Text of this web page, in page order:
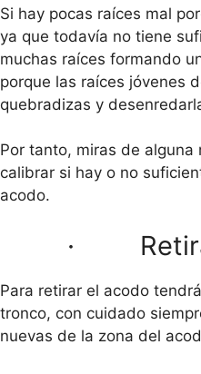
Si hay pocas raíces mal
ya que todavía no tiene
muchas raíces formando
porque las raíces jóvenes
quebradizas y
Por tanto, miras de alguna
calibrar si hay o no
acodo.
·
Para retirar el acodo
tronco, con cuidado
nuevas de la zona del